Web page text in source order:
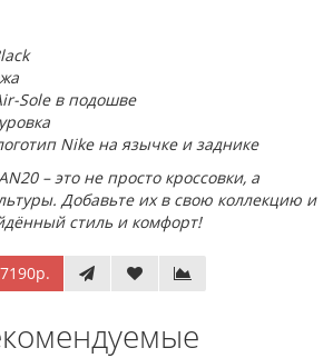
Sole в подошве
Nike на язычке и заднике
– это не просто кроссовки, а
Добавьте их в свою коллекцию и
стиль и комфорт!
7190р.